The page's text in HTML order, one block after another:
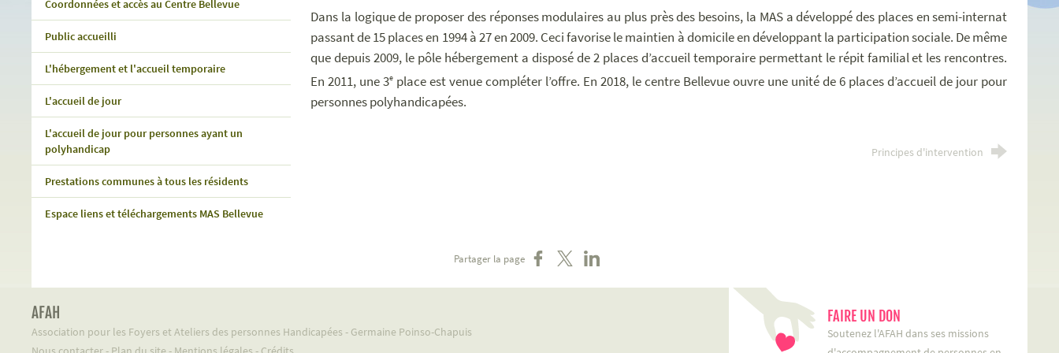
Coordonnées et accès au Centre Bellevue
Public accueilli
L'hébergement et l'accueil temporaire
L'accueil de jour
L'accueil de jour pour personnes ayant un
polyhandicap
Prestations communes à tous les résidents
Espace liens et téléchargements MAS Bellevue
Dans la logique de proposer des réponses modulaires au plus près des besoins, la MAS a développé des places en semi-internat
passant de 15 places en 1994 à 27 en 2009. Ceci favorise le maintien à domicile en développant la participation sociale. De même
que depuis 2009, le pôle hébergement a disposé de 2 places d’accueil temporaire permettant le répit familial et les rencontres.
En 2011, une 3e place est venue compléter l’offre. En 2018, le centre Bellevue ouvre une unité de 6 places d’accueil de jour pour
personnes polyhandicapées.
Principes d'intervention
Partager la page Partager sur Facebook
Partager sur XPartager sur LinkedIn
AFAH
Association pour les Foyers et Ateliers des personnes Handicapées - Germaine Poinso-Chapuis
FAIRE UN DON
Soutenez l'AFAH dans ses missions